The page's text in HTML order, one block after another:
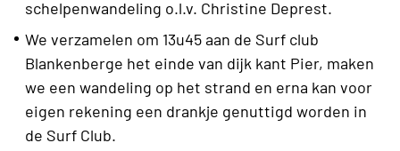
schelpenwandeling o.l.v. Christine Deprest.
We verzamelen om 13u45 aan de Surf club
Blankenberge het einde van dijk kant Pier, maken
we een wandeling op het strand en erna kan voor
eigen rekening een drankje genuttigd worden in
de Surf Club.